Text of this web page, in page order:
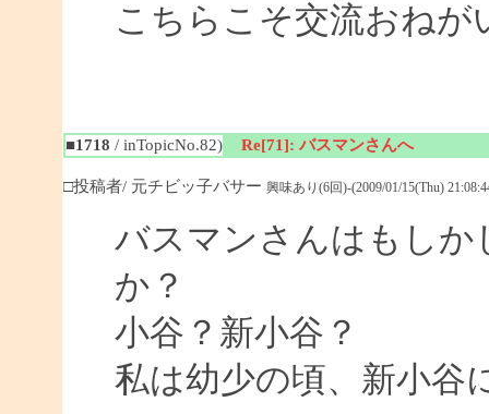
こちらこそ交流おねが
■1718 / inTopicNo.82) Re[71]: バスマンさんへ
□投稿者/ 元チビッ子バサー 興味あり(6回)-(2009/01/15(Thu)
バスマンさんはもしか
か？
小谷？新小谷？
私は幼少の頃、新小谷